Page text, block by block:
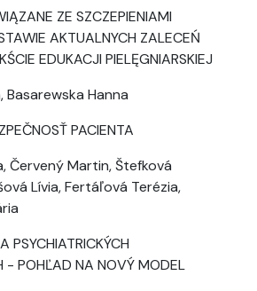
ZE SZCZEPIENIAMI
AKTUALNYCH ZALECEŃ
EDUKACJI PIELĘGNIARSKIEJ
Basarewska Hanna
PACIENTA
Červený Martin, Štefková
Lívia, Fertáľová Terézia,
PSYCHIATRICKÝCH
- POHĽAD NA NOVÝ MODEL